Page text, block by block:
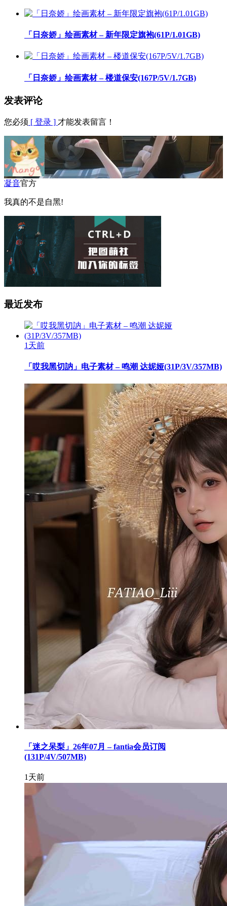
「日奈娇」绘画素材 – 新年限定旗袍(61P/1.01GB)
「日奈娇」绘画素材 – 楼道保安(167P/5V/1.7GB)
发表评论
您必须 [ 登录 ] 才能发表留言！
凝音官方
我真的不是自黑!
最近发布
1天前
「哎我黑切訥」电子素材 – 鸣潮 达妮娅(31P/3V/357MB)
「迷之呆梨」26年07月 – fantia会员订阅
(131P/4V/507MB)
1天前